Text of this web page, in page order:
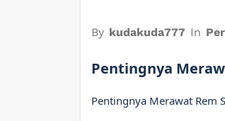
By kudakuda777 In
Pentingnya
Pentingnya Merawat Rem